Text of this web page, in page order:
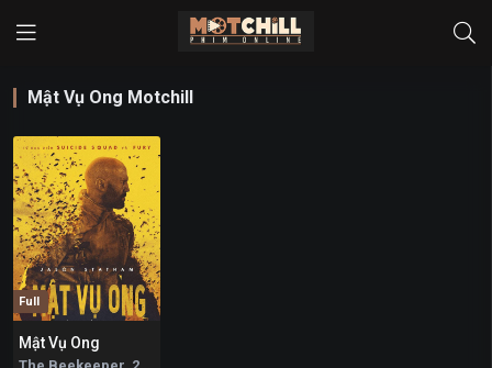
Mật Vụ Ong Motchill
Full
Mật Vụ Ong